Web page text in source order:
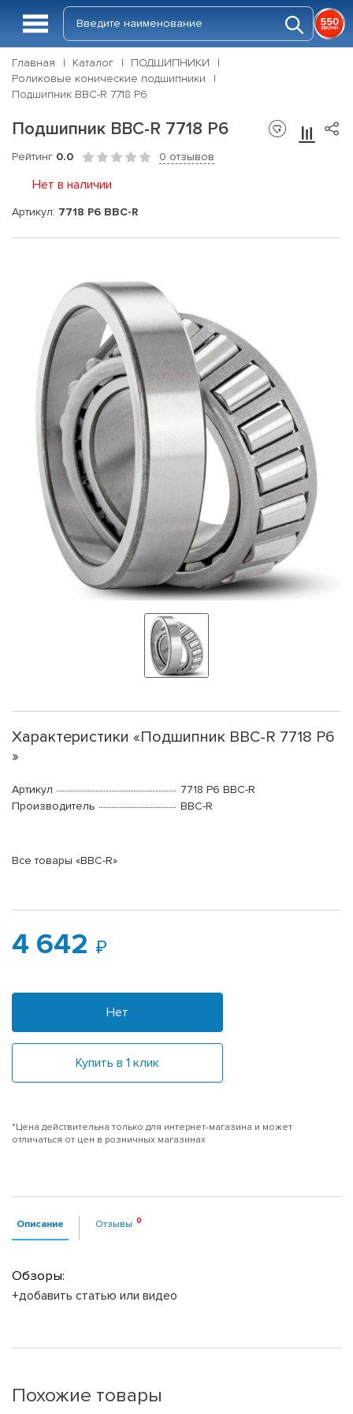
Главная Каталог
ПОДШИПНИКИ
Роликовые конические подшипники
Подшипник BBC-R 7718 P6
Подшипник BBC-R 7718 P6
Рейтинг 0.0 0 отзывов
Нет в наличии
Артикул: 7718 P6 BBC-R
Характеристики «Подшипник BBC-R 7718 P6
»
Артикул
7718 P6 BBC-R
Производитель
BBC-R
Все товары «BBC-R»
4 642
Нет
Купить в 1 клик
*Цена действительна только для интернет-магазина и может
отличаться от цен в розничных магазинах
Описание Отзывы
Обзоры:
+добавить статью или видео
Похожие товары